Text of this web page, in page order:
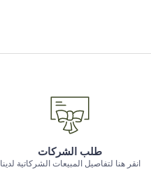
طلب الشركات
انقر هنا لتفاصيل المبيعات الشركاتية لدينا